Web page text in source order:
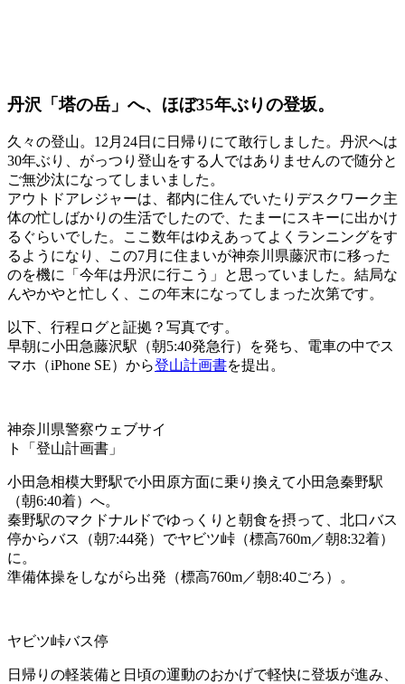
丹沢「塔の岳」へ、ほぼ35年ぶりの登坂。
久々の登山。12月24日に日帰りにて敢行しました。丹沢へは
30年ぶり、がっつり登山をする人ではありませんので随分と
ご無沙汰になってしまいました。
アウトドアレジャーは、都内に住んでいたりデスクワーク主
体の忙しばかりの生活でしたので、たまーにスキーに出かけ
るぐらいでした。ここ数年はゆえあってよくランニングをす
るようになり、この7月に住まいが神奈川県藤沢市に移った
のを機に「今年は丹沢に行こう」と思っていました。結局な
んやかやと忙しく、この年末になってしまった次第です。
以下、行程ログと証拠？写真です。
早朝に小田急藤沢駅（朝5:40発急行）を発ち、電車の中でス
マホ（iPhone SE）から登山計画書を提出。
神奈川県警察ウェブサイ
ト「登山計画書」
小田急相模大野駅で小田原方面に乗り換えて小田急秦野駅
（朝6:40着）へ。
秦野駅のマクドナルドでゆっくりと朝食を摂って、北口バス
停からバス（朝7:44発）でヤビツ峠（標高760m／朝8:32着）
に。
準備体操をしながら出発（標高760m／朝8:40ごろ）。
ヤビツ峠バス停
日帰りの軽装備と日頃の運動のおかげで軽快に登坂が進み、